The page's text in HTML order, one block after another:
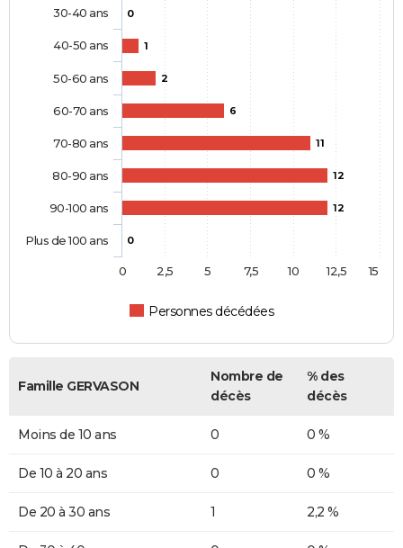
0
1
2
6
11
12
12
0
Personnes décédées
30-40 ans
40-50 ans
50-60 ans
60-70 ans
70-80 ans
80-90 ans
90-100 ans
Plus de 100 ans
0 2,5 5 7,5 10 12,5 15
Famille GERVASON
Nombre de
décès
% des
décès
Moins de 10 ans 0 0 %
De 10 à 20 ans 0 0 %
De 20 à 30 ans 1 2,2 %